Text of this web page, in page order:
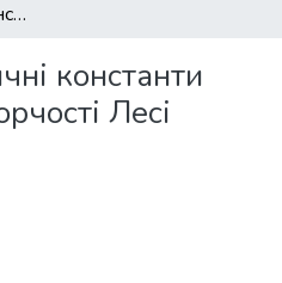
Жанрово-естетичні константи фортепіанної творчості Лесі Дичко
константи
Лесі